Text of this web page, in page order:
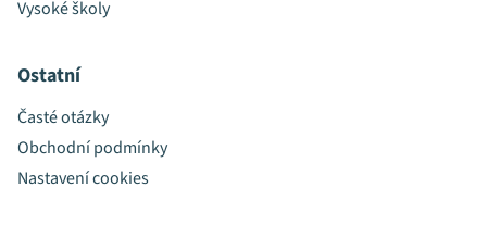
Vysoké školy
Ostatní
Časté otázky
Obchodní podmínky
Nastavení cookies